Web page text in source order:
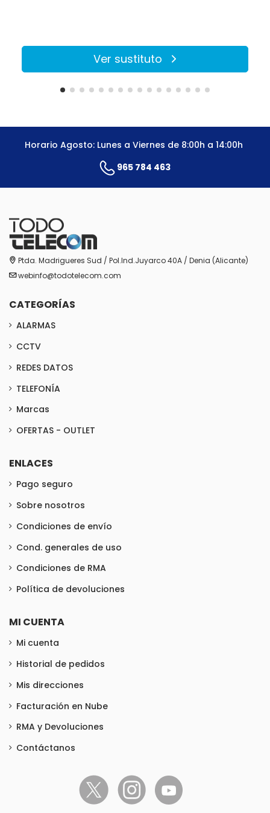
Ver sustituto
Horario Agosto: Lunes a Viernes de 8:00h a 14:00h
965 784 463
Ptda. Madrigueres Sud / Pol.Ind.Juyarco 40A / Denia (Alicante)
webinfo@todotelecom.com
CATEGORÍAS
ALARMAS
CCTV
REDES DATOS
TELEFONÍA
Marcas
OFERTAS - OUTLET
ENLACES
Pago seguro
Sobre nosotros
Condiciones de envío
Cond. generales de uso
Condiciones de RMA
Política de devoluciones
MI CUENTA
Mi cuenta
Historial de pedidos
Mis direcciones
Facturación en Nube
RMA y Devoluciones
Contáctanos